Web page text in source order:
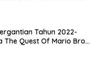
Tahun 2022-
The Quest Of Mario Bros